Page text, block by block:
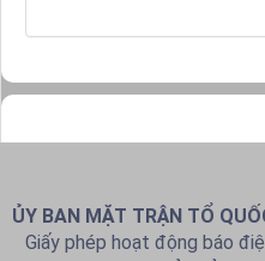
ỦY BAN MẶT TRẬN TỔ
Giấy phép hoạt động báo